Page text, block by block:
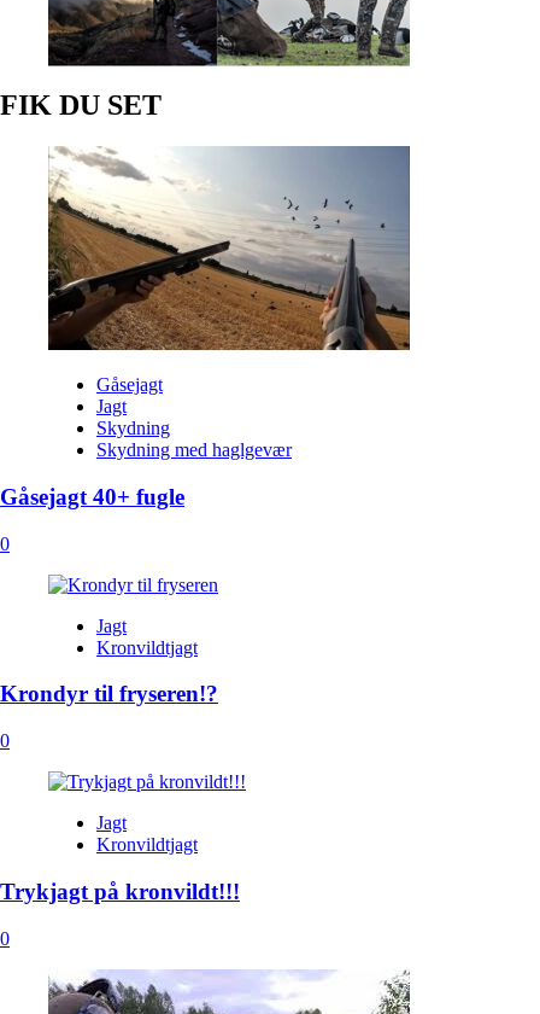
FIK DU SET
Gåsejagt
Jagt
Skydning
Skydning med haglgevær
Gåsejagt 40+ fugle
0
Jagt
Kronvildtjagt
Krondyr til fryseren!?
0
Jagt
Kronvildtjagt
Trykjagt på kronvildt!!!
0